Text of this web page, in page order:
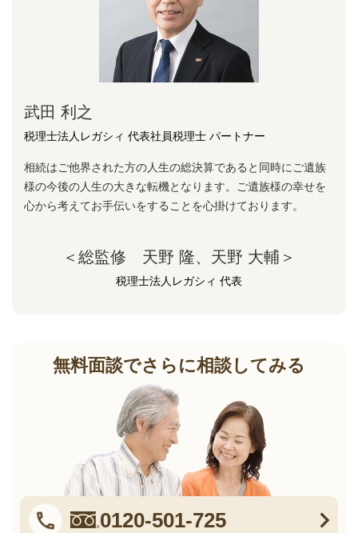
武田 利之
税理士法人レガシィ 代表社員税理士 パートナー
相続はご他界された方の人生の総決算であると同時にご遺族
様の今後の人生の大きな転機となります。ご遺族様の幸せを
心から考えてお手伝いをすることを心掛けております。
＜総監修 天野 隆、天野 大輔＞
税理士法人レガシィ 代表
無料面談でさらに相談してみる
0120-501-725